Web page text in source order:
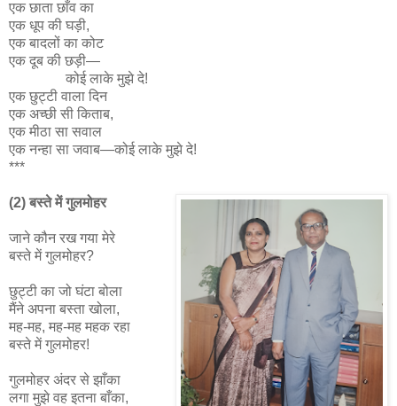
एक छाता छाँव का
एक धूप की घड़ी,
एक बादलों का कोट
एक दूब की छड़ी—
कोई लाके मुझे दे!
एक छुट्टी वाला दिन
एक अच्छी सी किताब,
एक मीठा सा सवाल
एक नन्हा सा जवाब—कोई लाके मुझे दे!
***
(2) बस्ते में गुलमोहर
जाने कौन रख गया मेरे
बस्ते में गुलमोहर?
छुट्टी का जो घंटा बोला
मैंने अपना बस्ता खोला,
मह-मह, मह-मह महक रहा
बस्ते में गुलमोहर!
गुलमोहर अंदर से झाँका
लगा मुझे वह इतना बाँका,